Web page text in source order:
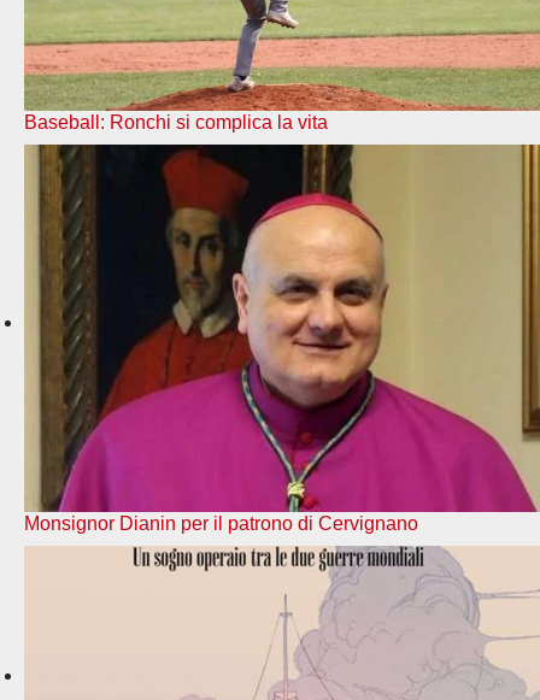
Baseball: Ronchi si complica la vita
Monsignor Dianin per il patrono di Cervignano